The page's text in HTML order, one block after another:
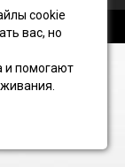
2016 ©
cookie
вас, но
и помогают